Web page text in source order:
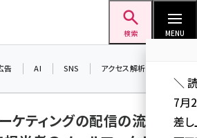
検索 MENU
告 AI SNS アクセス解析／データ分析
ケティングの配信の流れ／
＼
7月
差し